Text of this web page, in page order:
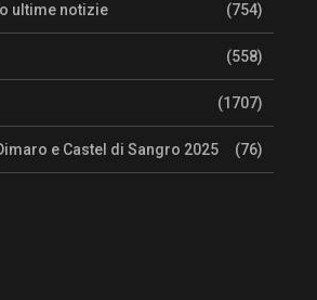
ultime notizie (754)
(558)
(1707)
e Castel di Sangro 2025 (76)